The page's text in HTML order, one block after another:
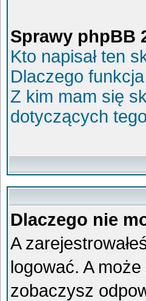
Sprawy phpBB
Kto napisał ten
Dlaczego
Z kim mam się
dotyczących
Dlaczego nie
A
logować. A
zobaczysz